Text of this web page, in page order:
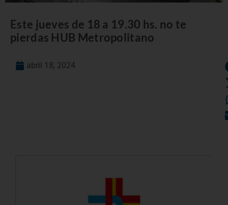
Este jueves de 18 a 19.30 hs. no te
pierdas HUB Metropolitano
abril 18, 2024